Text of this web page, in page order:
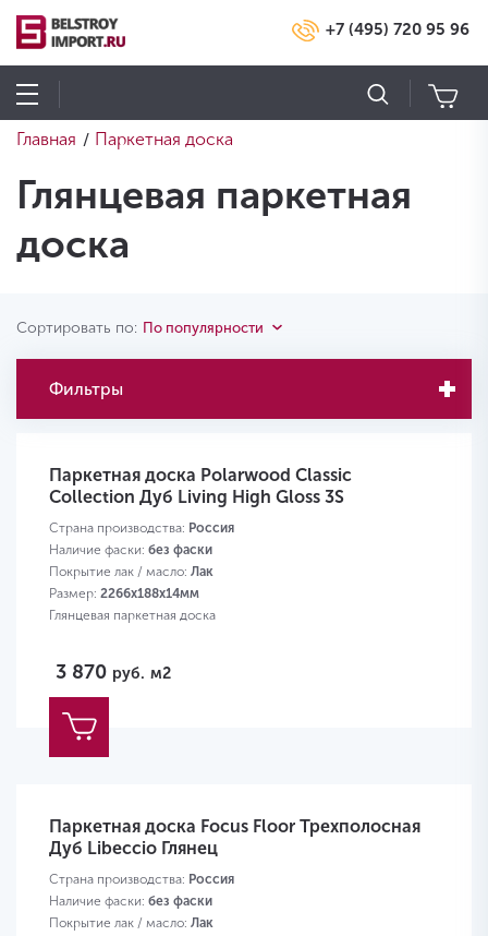
+7 (495) 720 95 96
Главная / Паркетная доска
Глянцевая паркетная
доска
Сортировать по: По популярности
Фильтры
Паркетная доска Polarwood Classic
Collection Дуб Living High Gloss 3S
Страна производства: Россия
Наличие фаски: без фаски
Покрытие лак / масло: Лак
Размер: 2266х188х14мм
Глянцевая паркетная доска
3 870 руб. м2
Паркетная доска Focus Floor Трехполосная
Дуб Libeccio Глянец
Страна производства: Россия
Наличие фаски: без фаски
Покрытие лак / масло: Лак